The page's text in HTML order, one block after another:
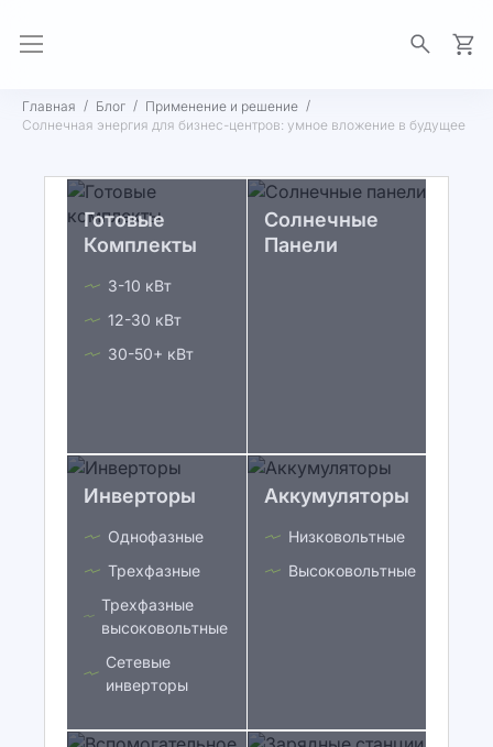
Главная Блог
Применение и решение
Солнечная энергия для бизнес-центров: умное вложение в будущее
Готовые
Комплекты
3-10 кВт
12-30 кВт
30-50+ кВт
Солнечные
Панели
Инверторы
Однофазные
Трехфазные
Трехфазные
высоковольтные
Сетевые
инверторы
Аккумуляторы
Низковольтные
Высоковольтные